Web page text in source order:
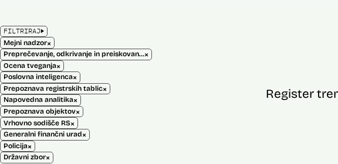
FILTRIRAJ
Mejni nadzor×
Preprečevanje, odkrivanje in preiskovanje kaznivih dejanj×
Ocena tveganja×
Poslovna inteligenca×
Prepoznava registrskih tablic×
Napovedna analitika×
Prepoznava objektov×
Vrhovno sodišče RS×
Generalni finančni urad×
Policija×
Državni zbor×
Register